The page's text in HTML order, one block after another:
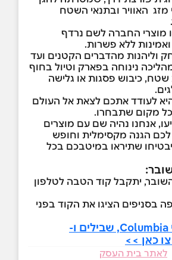
מזג האוויר ובתנאי השטח
מוצרי החברה לשם נרדף
ללא פשרות.
וליהנות מהדברים הקטנים ועד
נינוחה בפארק וטיול בחוף
שטח, כיבוש פסגות או גלישה
לעודד אתכם לצאת אל העולם
מקום שתבחרו.
אנחנו נהיה שם עם מוצרים
לכם הגנה מקסימלית וחופש
שתיראו במיטבכם בכל
יתקבל קוד הטבה לטלפון
בסניפים הציגו את הקוד בפני
לרשימת סניפי Columbia, שבילים ו-
לאתר בית העסק